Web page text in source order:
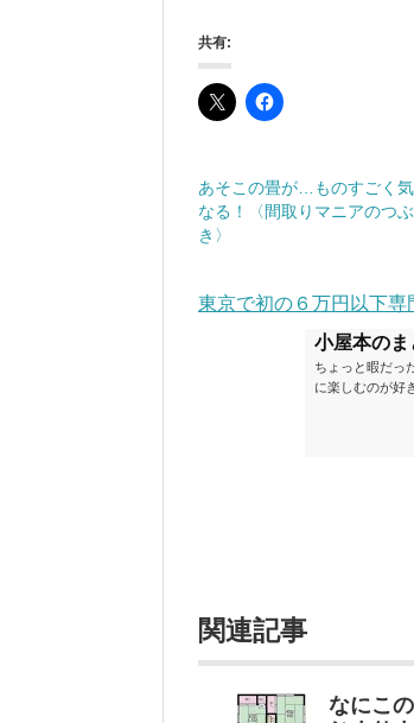
共有:
あそこの畳が…ものすごく
なる！〈間取りマニアのつ
き〉
東京で初の６万円以下専
小屋本のま
ちょっと暇だっ
に楽しむのが好
関連記事
なにこ